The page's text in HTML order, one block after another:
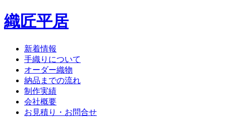
織匠平居
新着情報
手織りについて
オーダー織物
納品までの流れ
制作実績
会社概要
お見積り・お問合せ